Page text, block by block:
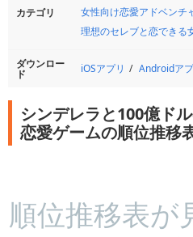
カテゴリ
女性向け恋愛アドベンチ
理想のセレブと恋できる
ダウンロー
ド iOSアプリ Androidア
シンデレラと100億ド
恋愛ゲームの順位推移
順位推移表が